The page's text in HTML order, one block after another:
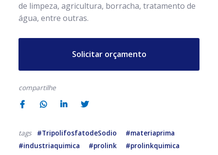
de limpeza, agricultura, borracha, tratamento de
água, entre outras.
Solicitar orçamento
compartilhe
tags #TripolifosfatodeSodio
#materiaprima
#industriaquimica
#prolink #prolinkquimica